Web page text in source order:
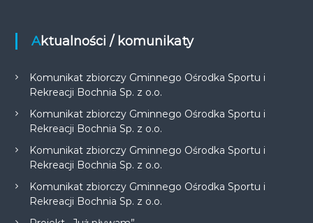
Aktualności / komunikaty
Komunikat zbiorczy Gminnego Ośrodka Sportu i
Rekreacji Bochnia Sp. z o.o.
Komunikat zbiorczy Gminnego Ośrodka Sportu i
Rekreacji Bochnia Sp. z o.o.
Komunikat zbiorczy Gminnego Ośrodka Sportu i
Rekreacji Bochnia Sp. z o.o.
Komunikat zbiorczy Gminnego Ośrodka Sportu i
Rekreacji Bochnia Sp. z o.o.